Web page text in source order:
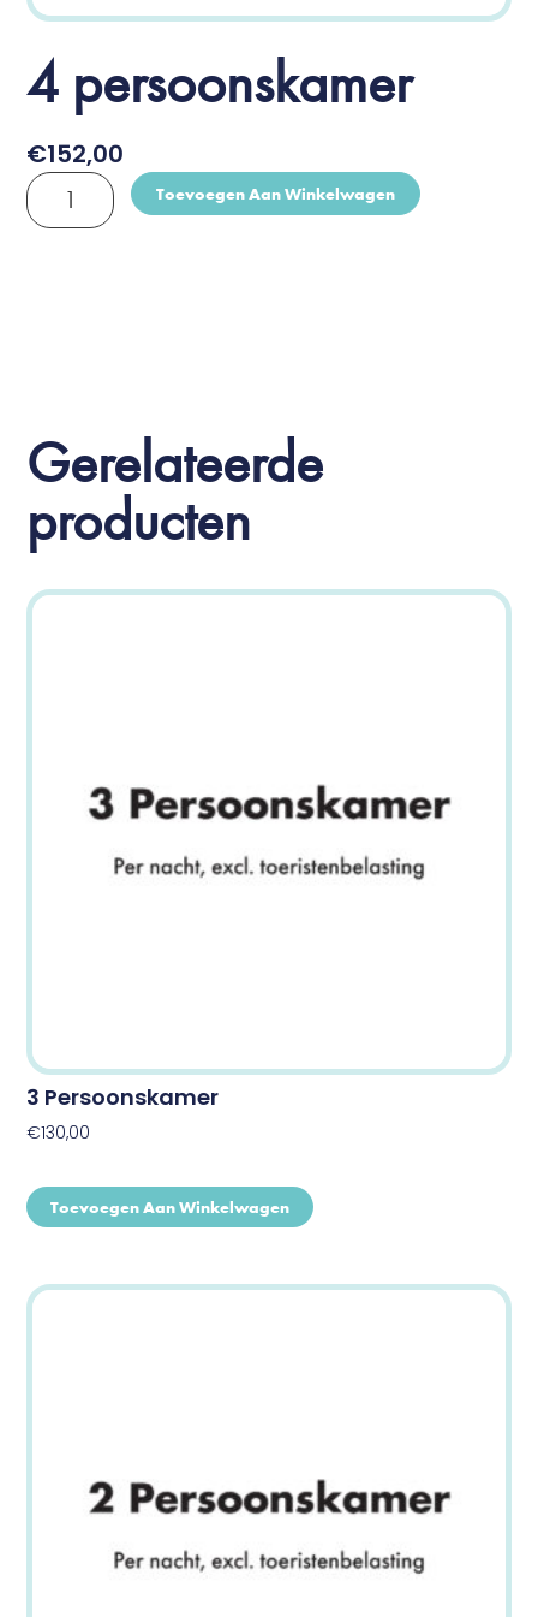
4 persoonskamer
€152,00
4
persoonskamer
Toevoegen Aan Winkelwagen
Gerelateerde
producten
3 Persoonskamer
€130,00
Toevoegen Aan Winkelwagen